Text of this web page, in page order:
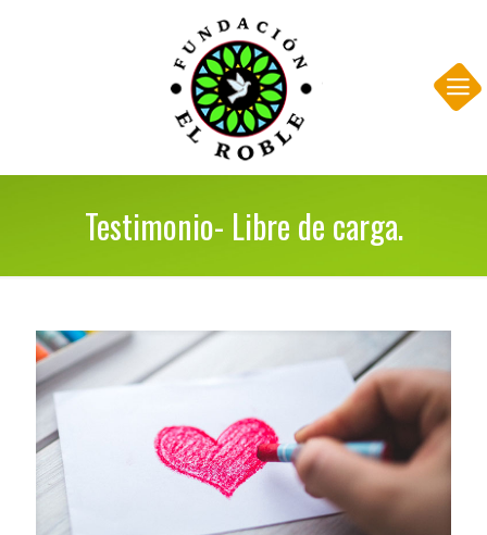
Testimonio- Libre de carga.